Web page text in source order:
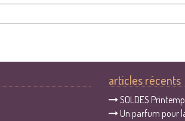
articles récents
SOLDES
Un parfum pour